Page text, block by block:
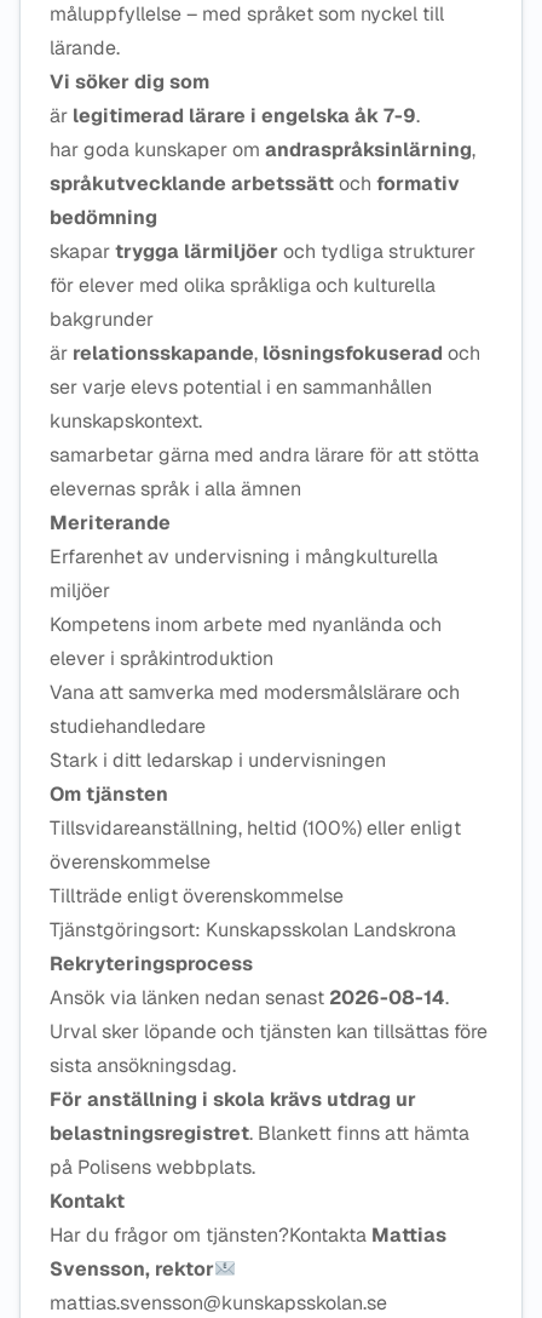
måluppfyllelse – med språket som nyckel till
lärande.
Vi söker dig som
är legitimerad lärare i engelska åk 7-9.
har goda kunskaper om andraspråksinlärning,
språkutvecklande arbetssättoch formativ
bedömning
skapartrygga lärmiljöeroch tydliga strukturer
för elever med olika språkliga och kulturella
bakgrunder
är relationsskapande, lösningsfokuserad och
ser varje elevs potential i en sammanhållen
kunskapskontext.
samarbetar gärna med andra lärare för att stötta
elevernas språk i alla ämnen
Meriterande
Erfarenhet av undervisning i mångkulturella
miljöer
Kompetens inom arbete med nyanlända och
elever i språkintroduktion
Vana att samverka med modersmålslärare och
studiehandledare
Stark i ditt ledarskap i undervisningen
Om tjänsten
Tillsvidareanställning, heltid (100%) eller enligt
överenskommelse
Tillträde enligt överenskommelse
Tjänstgöringsort: Kunskapsskolan Landskrona
Rekryteringsprocess
Ansök via länken nedan senast 2026-08-14.
Urval sker löpande och tjänsten kan tillsättas före
sista ansökningsdag.
För anställning i skola krävs utdrag ur
belastningsregistret. Blankett finns att hämta
på Polisens webbplats.
Kontakt
Har du frågor om tjänsten?Kontakta Mattias
Svensson, rektor
mattias.svensson@kunskapsskolan.se